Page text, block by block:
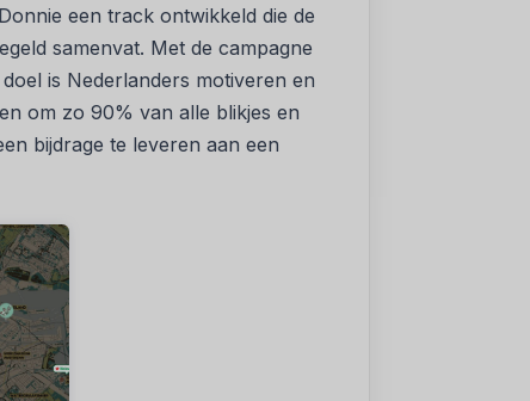
een track ontwikkeld die de
samenvat. Met de campagne
is Nederlanders motiveren en
om zo 90% van alle blikjes en
bijdrage te leveren aan een